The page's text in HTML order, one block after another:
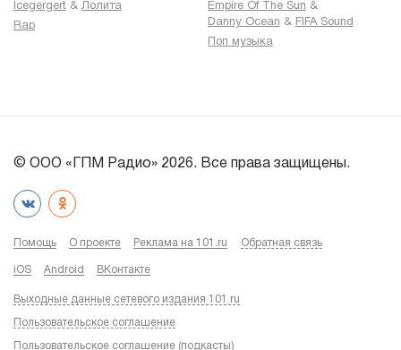
Icegergert & Лолита
Rap
Empire Of The Sun &
Danny Ocean & FIFA Sound
Поп музыка
© ООО «ГПМ Радио» 2026. Все права защищены.
Помощь О проекте Реклама на 101.ru Обратная связь
iOS Android ВКонтакте
Выходные данные сетевого издания 101.ru
Пользовательское соглашение
Пользовательское соглашение (подкасты)